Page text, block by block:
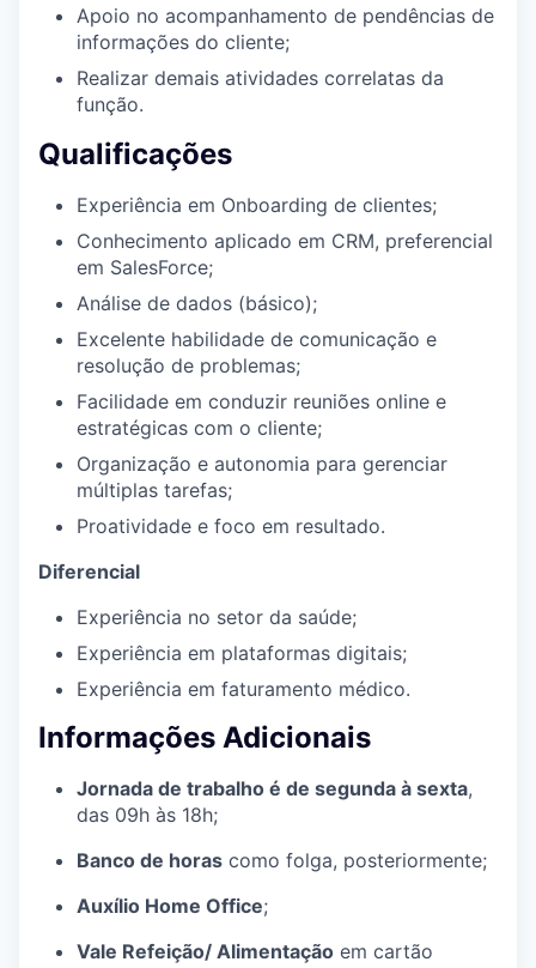
Apoio no acompanhamento de pendências de
informações do cliente;
Realizar demais atividades correlatas da
função.
Qualificações
Experiência em Onboarding de clientes;
Conhecimento aplicado em CRM, preferencial
em SalesForce;
Análise de dados (básico);
Excelente habilidade de comunicação e
resolução de problemas;
Facilidade em conduzir reuniões online e
estratégicas com o cliente;
Organização e autonomia para gerenciar
múltiplas tarefas;
Proatividade e foco em resultado.
Diferencial
Experiência no setor da saúde;
Experiência em plataformas digitais;
Experiência em faturamento médico.
Informações Adicionais
Jornada de trabalho é de segunda à sexta,
das 09h às 18h;
Banco de horas como folga, posteriormente;
Auxílio Home Office;
Vale Refeição/ Alimentação em cartão